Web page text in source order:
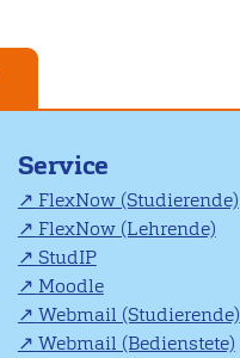
Service
FlexNow (Studierende)
FlexNow (Lehrende)
StudIP
Moodle
Webmail (Studierende)
Webmail (Bedienstete)